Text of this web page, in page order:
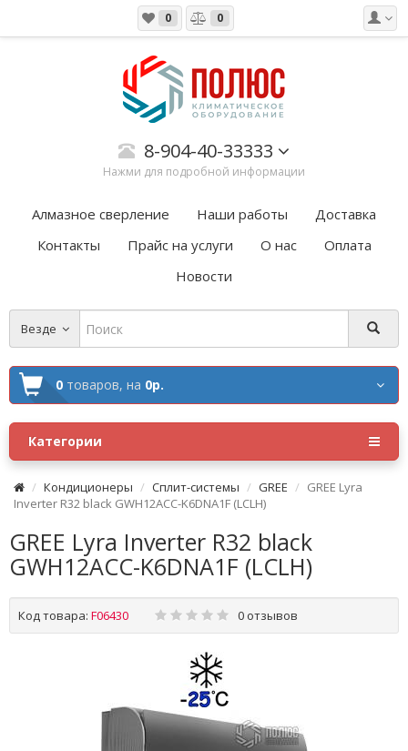
0 0
8-904-40-33333
Нажми для подробной информации
Алмазное сверление Наши работы
Доставка
Контакты
Прайс на услуги О нас
Оплата
Новости
Везде
0 товаров, на 0р.
Категории
Кондиционеры Сплит-системы GREE
GREE Lyra
Inverter R32 black GWH12ACC-K6DNA1F (LCLH)
GREE Lyra Inverter R32 black
GWH12ACC-K6DNA1F (LCLH)
Код товара: F06430 0 отзывов